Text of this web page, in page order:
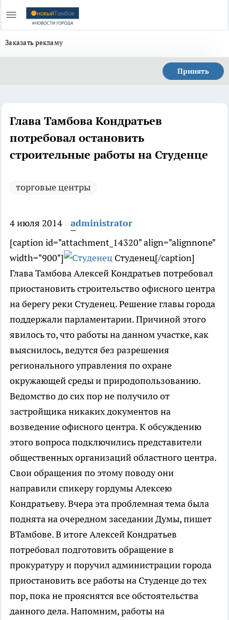
Заказать рекламу
Принять
Глава Тамбова Кондратьев
потребовал остановить
строительные работы на Студенце
торговые центры
4 июля 2014
administrator
[caption id="attachment_14320" align="alignnone"
width="900"]
Студенец[/caption]
Глава Тамбова Алексей Кондратьев потребовал
приостановить строительство офисного центра
на берегу реки Студенец. Решение главы города
поддержали парламентарии. Причиной этого
явилось то, что работы на данном участке, как
выяснилось, ведутся без разрешения
регионального управления по охране
окружающей среды и природопользованию.
Ведомство до сих пор не получило от
застройщика никаких документов на
возведение офисного центра. К обсуждению
этого вопроса подключились представители
общественных организаций областного центра.
Свои обращения по этому поводу они
направили спикеру гордумы Алексею
Кондратьеву. Вчера эта проблемная тема была
поднята на очередном заседании Думы, пишет
ВТамбове. В итоге Алексей Кондратьев
потребовал подготовить обращение в
прокуратуру и поручил администрации города
приостановить все работы на Студенце до тех
пор, пока не прояснятся все обстоятельства
данного дела. Напомним, работы на